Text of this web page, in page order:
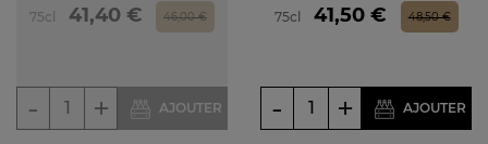
75cl Prix
41,40 €Prix de base
46,00 €
- + AJOUTER
75cl Prix
41,50 €Prix de base
48,50 €
- + AJOUTER